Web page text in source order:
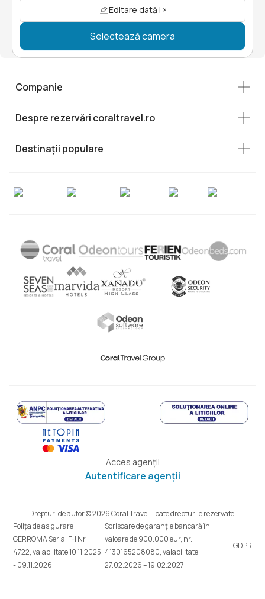
Editare dată | ×
Selectează camera
Companie
Despre rezervări coraltravel.ro
Destinații populare
Acces agenții
Autentificare agenții
Drepturi de autor © 2026 Coral Travel. Toate drepturile rezervate.
Polița de asigurare
GERROMA Seria IF-I Nr.
4722, valabilitate 10.11.2025
- 09.11.2026
Scrisoare de garanție bancară în
valoare de 900.000 eur, nr.
4130165208080, valabilitate
27.02.2026 – 19.02.2027
GDPR